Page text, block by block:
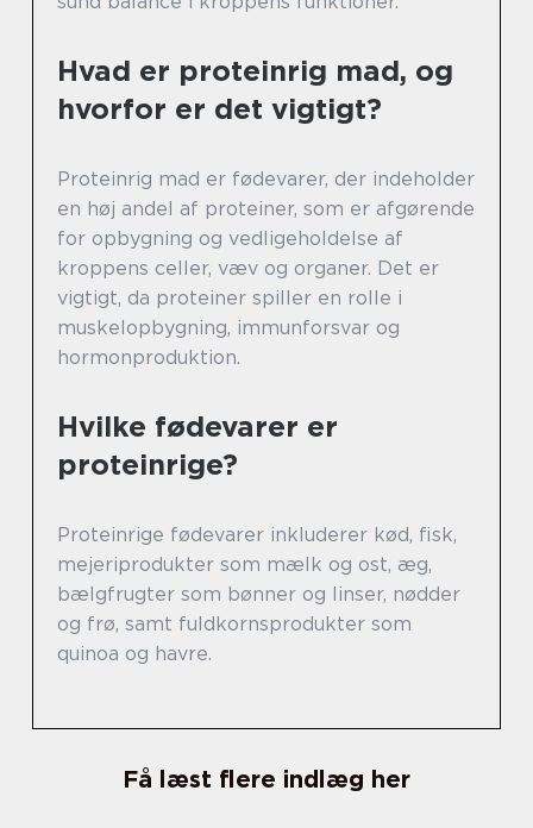
Hvad er proteinrig mad, og
hvorfor er det vigtigt?
Proteinrig mad er fødevarer, der indeholder
en høj andel af proteiner, som er afgørende
for opbygning og vedligeholdelse af
kroppens celler, væv og organer. Det er
vigtigt, da proteiner spiller en rolle i
muskelopbygning, immunforsvar og
hormonproduktion.
Hvilke fødevarer er
proteinrige?
Proteinrige fødevarer inkluderer kød, fisk,
mejeriprodukter som mælk og ost, æg,
bælgfrugter som bønner og linser, nødder
og frø, samt fuldkornsprodukter som
quinoa og havre.
Få læst flere indlæg her